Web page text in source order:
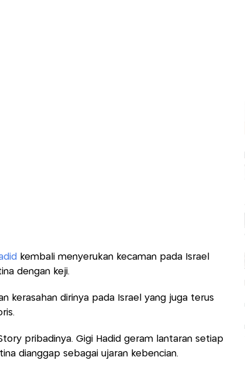
kembali menyerukan kecaman pada Israel
dengan keji.
kerasahan dirinya pada Israel yang juga terus
pribadinya. Gigi Hadid geram lantaran setiap
dianggap sebagai ujaran kebencian.